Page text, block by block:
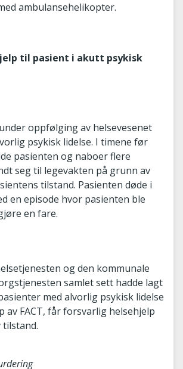
ambulansehelikopter.
til pasient i akutt psykisk
oppfølging av helsevesenet
psykisk lidelse. I timene før
pasienten og naboer flere
seg til legevakten på grunn av
tilstand. Pasienten døde i
en episode hvor pasienten ble
en fare.
og den kommunale
samlet sett hadde lagt
med alvorlig psykisk lidelse
av FACT, får forsvarlig helsehjelp
tilstand.